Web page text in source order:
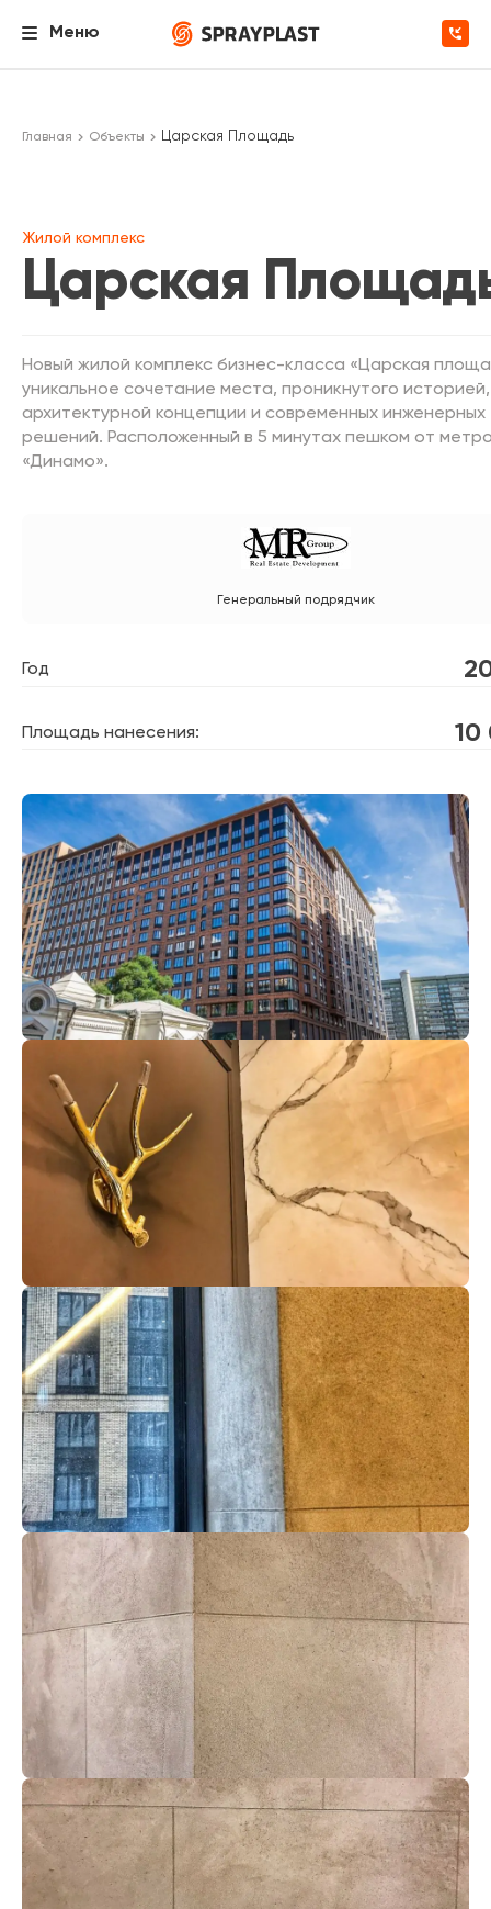
Меню
Главная Объекты Царская Площадь
Жилой комплекс
Царская
Новый жилой комплекс бизнес-класса «Царская
уникальное сочетание места, проникнутого
архитектурной концепции и современных инженерных
решений. Расположенный в 5 минутах пешком от
«Динамо».
Генеральный подрядчик
Год
Площадь нанесения: 10